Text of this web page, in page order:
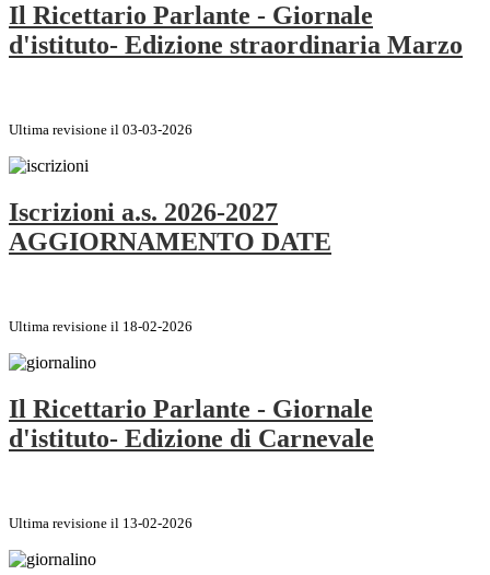
Il Ricettario Parlante - Giornale
d'istituto- Edizione straordinaria Marzo
Ultima revisione il 03-03-2026
Iscrizioni a.s. 2026-2027
AGGIORNAMENTO DATE
Ultima revisione il 18-02-2026
Il Ricettario Parlante - Giornale
d'istituto- Edizione di Carnevale
Ultima revisione il 13-02-2026